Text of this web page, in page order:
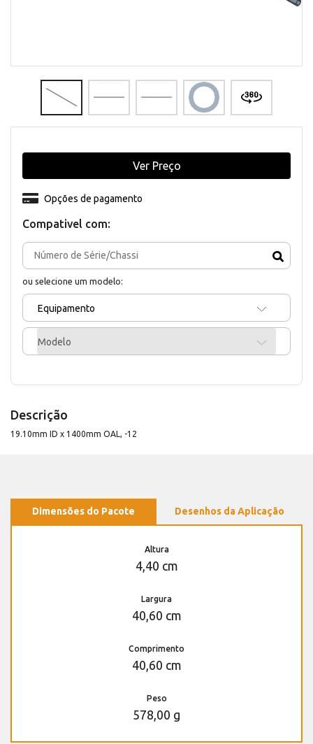
Compativel com:
ou selecione um modelo:
Equipamento
Modelo
Opções de pagamento
Ver Preço
Descrição
19.10mm ID x 1400mm OAL, -12
Dimensões do Pacote Desenhos da Aplicação
Altura
4,40 cm
Largura
40,60 cm
Comprimento
40,60 cm
Peso
578,00 g